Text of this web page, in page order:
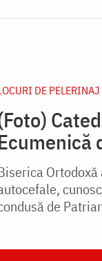
DE PELERINAJ
de